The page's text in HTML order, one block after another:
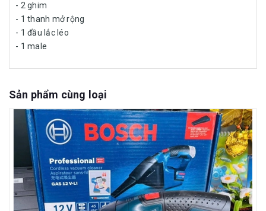
- 2 ghim
- 1 thanh mở rộng
- 1 đầu lắc léo
- 1 male
Sản phẩm cùng loại